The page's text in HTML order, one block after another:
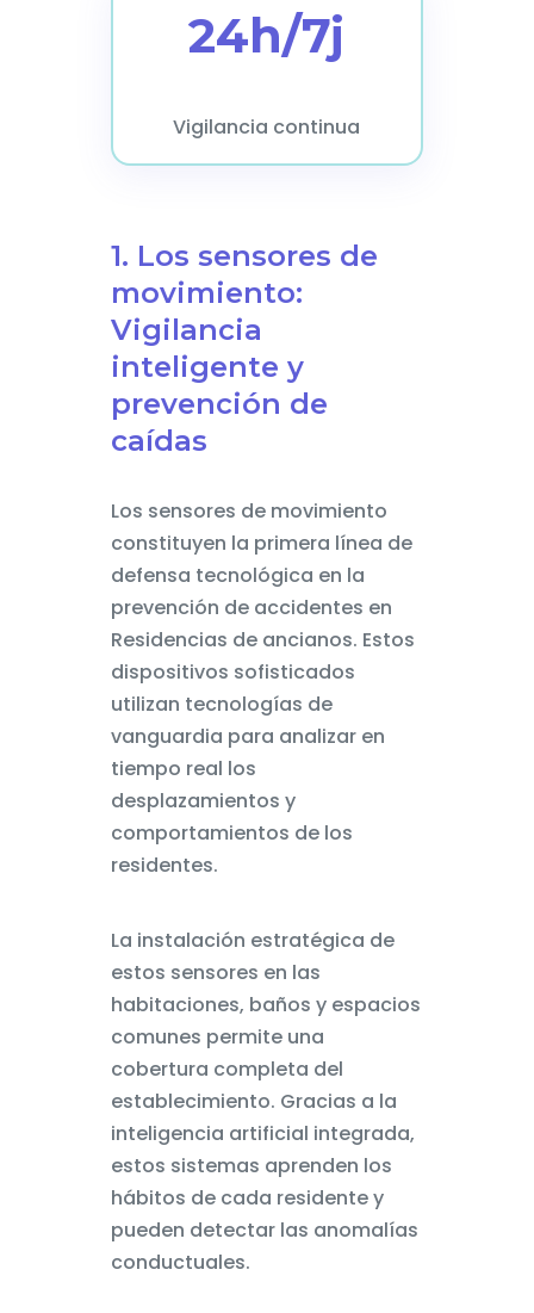
24h/7j
Vigilancia continua
1. Los sensores de
movimiento:
Vigilancia
inteligente y
prevención de
caídas
Los sensores de movimiento
constituyen la primera línea de
defensa tecnológica en la
prevención de accidentes en
Residencias de ancianos. Estos
dispositivos sofisticados
utilizan tecnologías de
vanguardia para analizar en
tiempo real los
desplazamientos y
comportamientos de los
residentes.
La instalación estratégica de
estos sensores en las
habitaciones, baños y espacios
comunes permite una
cobertura completa del
establecimiento. Gracias a la
inteligencia artificial integrada,
estos sistemas aprenden los
hábitos de cada residente y
pueden detectar las anomalías
conductuales.